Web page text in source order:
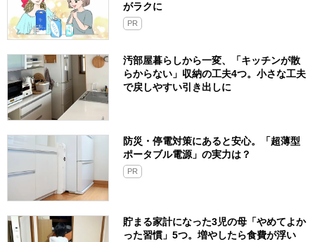
がラクに
PR
汚部屋暮らしから一変、「キッチンが散
らからない」収納の工夫4つ。小さな工夫
で戻しやすい引き出しに
防災・停電対策にあると安心。「超薄型
ポータブル電源」の実力は？​
PR
貯まる家計になった3児の母「やめてよか
った習慣」5つ。増やしたら食費が浮い